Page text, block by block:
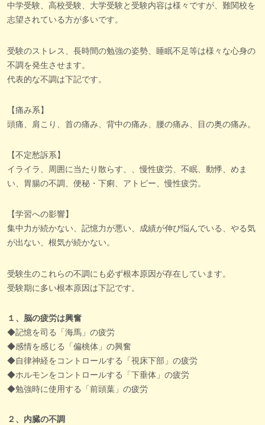
中学受験、高校受験、大学受験と受験内容は様々ですが、難関校を
志望されている方が多いです。
受験のストレス、長時間の勉強の姿勢、睡眠不足等は様々な心身の
不調を発生させます。
代表的な不調は下記です。
【痛み系】
頭痛、肩こり、首の痛み、背中の痛み、腰の痛み、目の奥の痛み。
【不定愁訴系】
イライラ、周囲に当たり散らす、、慢性疲労、不眠、動悸、めま
い、胃腸の不調、便秘・下痢、アトピー、慢性疲労。
【学習への影響】
集中力が続かない、記憶力が悪い、成績が伸び悩んでいる、やる気
が出ない、根気が続かない。
受験生のこれらの不調にも必ず根本原因が存在しています。
受験期に多い根本原因は下記です。
１、脳の疲労は興奮
◆記憶を司る「海馬」の疲労
◆感情を感じる「偏桃体」の興奮
◆自律神経をコントロールする「視床下部」の疲労
◆ホルモンをコントロールする「下垂体」の疲労
◆勉強時に使用する「前頭葉」の疲労
２、内臓の不調